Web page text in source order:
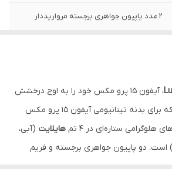
۲ عدد پاپیون جواهری برجسته مرواریددار
هایلایت صورتی، آبی، براون، اسموکی
TPU شفاف با تکنولوژی ضد‌زردی و ضد‌شوک
، آیفون ۱۵ پرو مکس خود را به اوج درخشش
برسانید. این کاور لوکس که برای بدنه تیتانیومی آیفون ۱۵ پرو مکس
هلوگرامی ستاره‌ای در ۴ تم
هایلایت (آبی،
است. دو پاپیون جواهری برجسته و فریم